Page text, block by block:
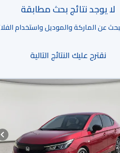
لا يوجد نتائج بحث مطابقة
عن الماركة والموديل واستخدام
نقترح عليك النتائج التالية